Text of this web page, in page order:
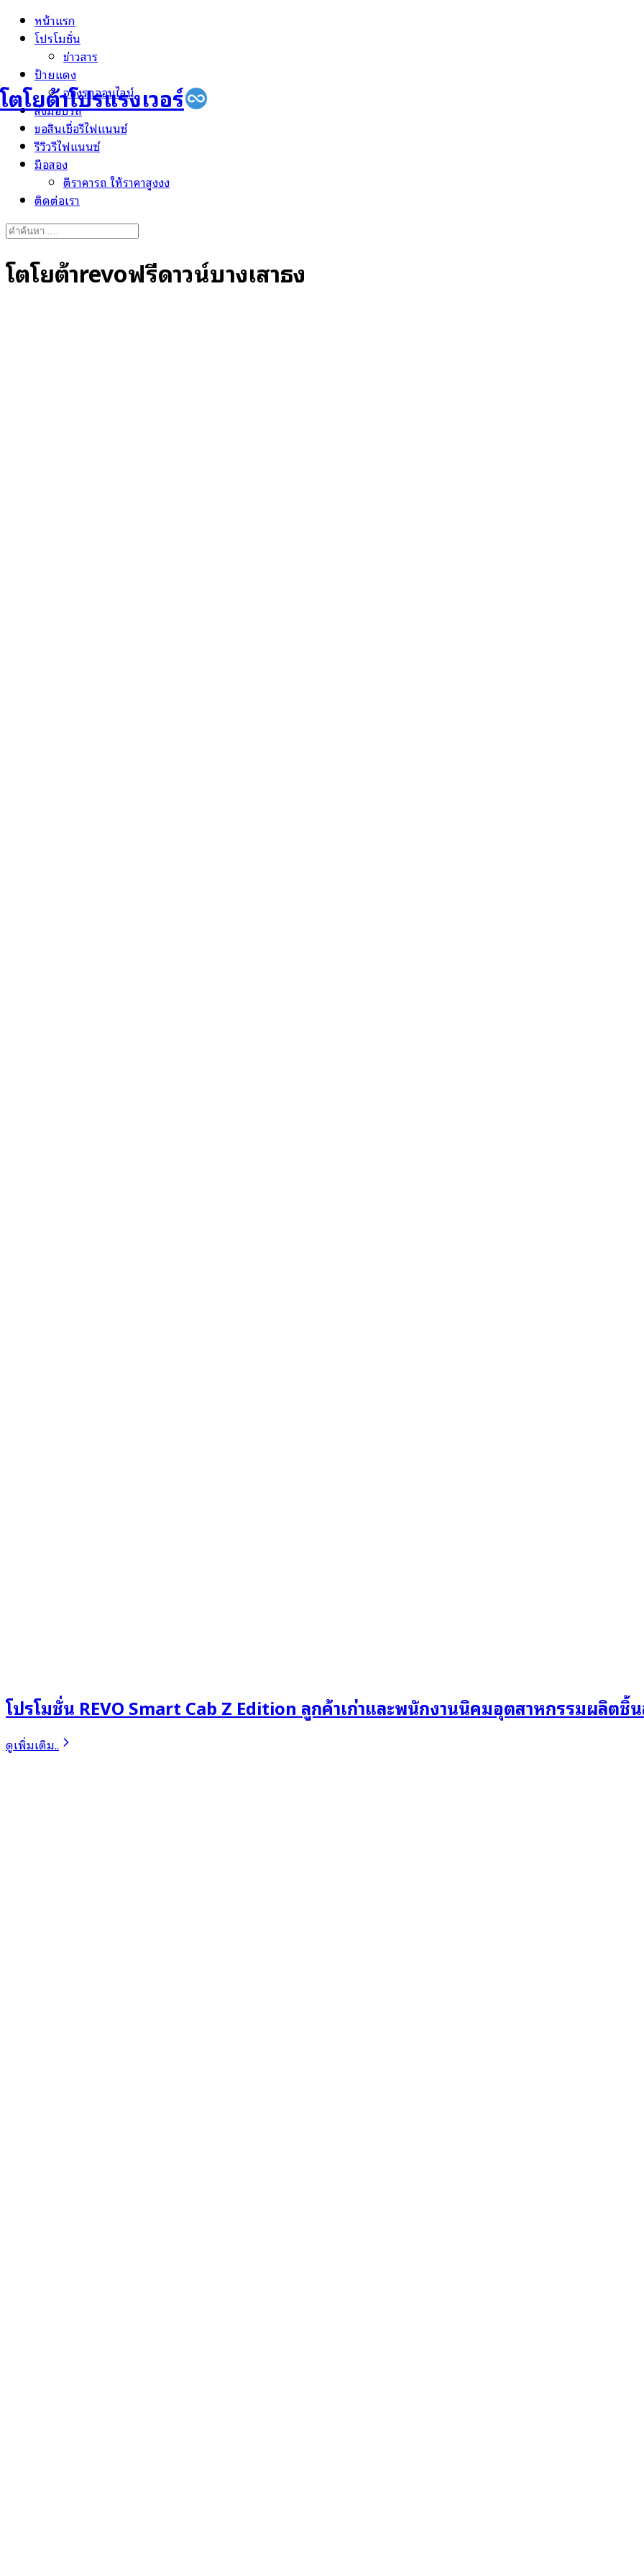
Skip
โตโยต้าโปรแรงเวอร์
หน้าแรก
โปรโมชั่น
ข่าวสาร
ป้ายแดง
จองรถออนไลน์
ส่งมอบรถ
ขอสินเชื่อรีไฟแนนซ์
รีวิวรีไฟแนนซ์
มือสอง
ตีราคารถ ให้ราคาสูงงง
ติดต่อเรา
Search
โตโยต้าrevoฟรีดาวน์บางเสาธง
โปรโมชั่น REVO Smart Cab Z Edition ลูกค้าเก่าและพนักงานนิคมอุตสาหกรรมผลิตชิ้น
ดูเพิ่มเติม..